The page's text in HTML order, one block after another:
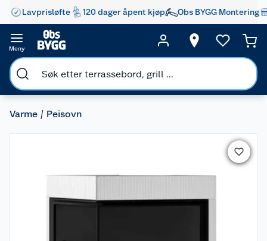
Lavprisløfte 120 dager åpent kjøp Obs BYGG Montering
Meny
Varme Peisovn